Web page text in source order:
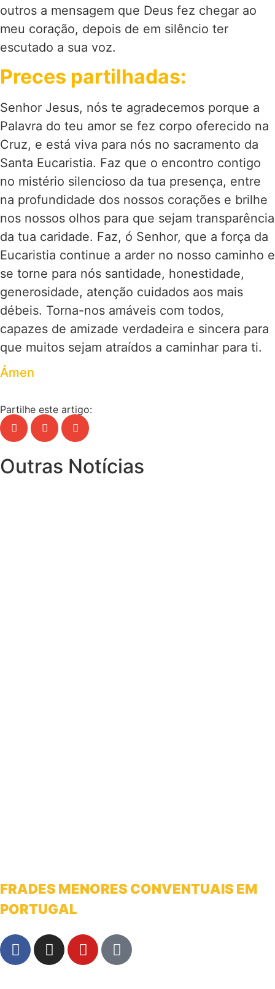
outros a mensagem que Deus fez chegar ao
meu coração, depois de em silêncio ter
escutado a sua voz.
Preces partilhadas:
Senhor Jesus, nós te agradecemos porque a
Palavra do teu amor se fez corpo oferecido na
Cruz, e está viva para nós no sacramento da
Santa Eucaristia. Faz que o encontro contigo
no mistério silencioso da tua presença, entre
na profundidade dos nossos corações e brilhe
nos nossos olhos para que sejam transparência
da tua caridade. Faz, ó Senhor, que a força da
Eucaristia continue a arder no nosso caminho e
se torne para nós santidade, honestidade,
generosidade, atenção cuidados aos mais
débeis. Torna-nos amáveis com todos,
capazes de amizade verdadeira e sincera para
que muitos sejam atraídos a caminhar para ti.
Ámen
Partilhe este artigo:
Outras Notícias
FRADES MENORES CONVENTUAIS EM
PORTUGAL